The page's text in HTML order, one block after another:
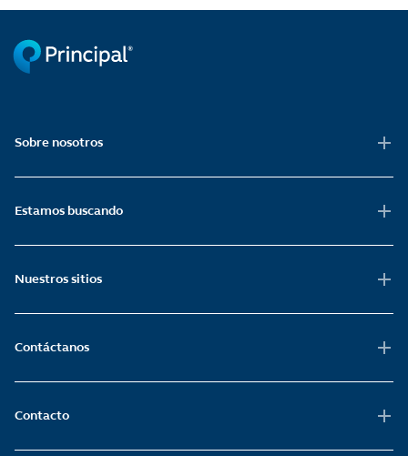
Sobre nosotros
Estamos buscando
Nuestros sitios
Contáctanos
Contacto